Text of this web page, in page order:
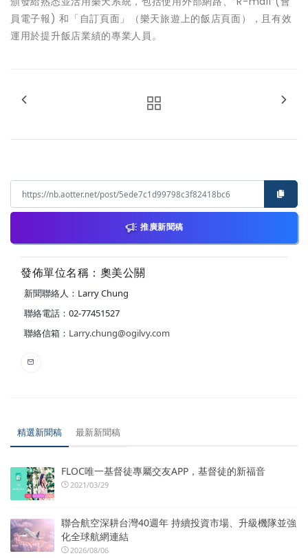
員電子報) 和「自訂頁面」（樂天旅遊上的飯店頁面），且有效
運用於提升飯店業績的專業人員。
推廣新聞稿
發佈單位名稱：奧美公關
新聞聯絡人：Larry Chung
聯絡電話：02-77451527
聯絡信箱： Larry.chung@ogilvy.com
精選新聞稿 最新新聞稿
FLOC唯一基督徒專屬交友APP，基督徒的新福音
2021/03/29
聯合航空深耕台灣40週年 持續投資市場、升級機隊並強
化全球航網連結
2026/08/06